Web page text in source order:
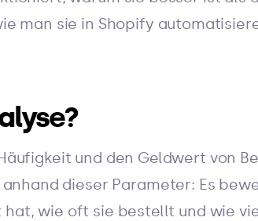
man sie in Shopify
und den Geldwert von
dieser Parameter: Es
wie oft sie bestellt und wie